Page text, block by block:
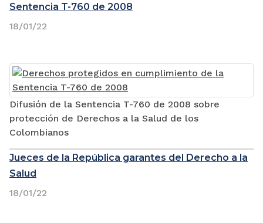
Sentencia T-760 de 2008
Difusión de la Sentencia T-760 de 2008 sobre
protección de Derechos a la Salud de los
Colombianos
18/01/22
Jueces de la República garantes del Derecho a la
Salud
18/01/22